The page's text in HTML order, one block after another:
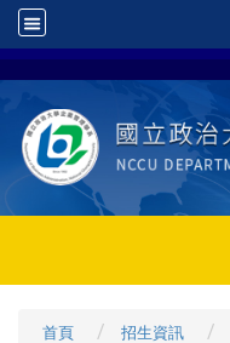
首頁 招生資訊